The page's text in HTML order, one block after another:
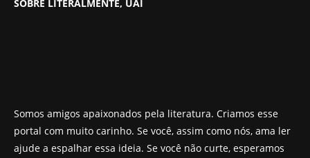
SOBRE LITERALMENTE, UAI
Somos amigos apaixonados pela literatura. Criamos esse
portal com muito carinho. Se você, assim como nós, ama ler
ajude a espalhar essa ideia. Se você não curte, esperamos